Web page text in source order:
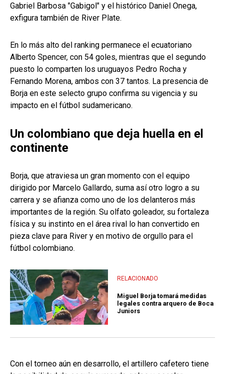
Gabriel Barbosa "Gabigol" y el histórico Daniel Onega,
exfigura también de River Plate.
En lo más alto del ranking permanece el ecuatoriano
Alberto Spencer, con 54 goles, mientras que el segundo
puesto lo comparten los uruguayos Pedro Rocha y
Fernando Morena, ambos con 37 tantos. La presencia de
Borja en este selecto grupo confirma su vigencia y su
impacto en el fútbol sudamericano.
Un colombiano que deja huella en el
continente
Borja, que atraviesa un gran momento con el equipo
dirigido por Marcelo Gallardo, suma así otro logro a su
carrera y se afianza como uno de los delanteros más
importantes de la región. Su olfato goleador, su fortaleza
física y su instinto en el área rival lo han convertido en
pieza clave para River y en motivo de orgullo para el
fútbol colombiano.
RELACIONADO
Miguel Borja tomará medidas
legales contra arquero de Boca
Juniors
Con el torneo aún en desarrollo, el artillero cafetero tiene